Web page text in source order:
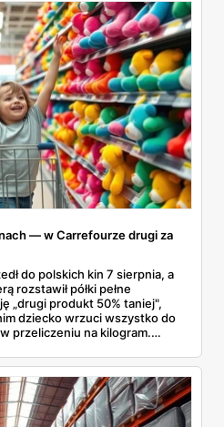
— w Carrefourze drugi za
do polskich kin 7 sierpnia, a
rozstawił półki pełne
„drugi produkt 50% taniej",
dziecko wrzuci wszystko do
przeliczeniu na kilogram.
lody do mrożenia i rurki
rabatu.